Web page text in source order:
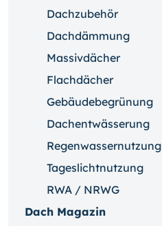
Dachzubehör
Dachdämmung
Massivdächer
Flachdächer
Gebäudebegrünung
Dachentwässerung
Regenwassernutzung
Tageslichtnutzung
RWA / NRWG
Dach Magazin